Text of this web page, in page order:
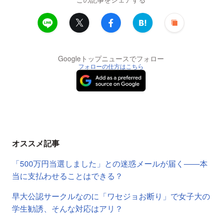
Googleトップニュースでフォロー
フォローの仕方はこちら
オススメ記事
「500万円当選しました」との迷惑メールが届く――本
当に支払わせることはできる？
早大公認サークルなのに「ワセジョお断り」で女子大の
学生勧誘、そんな対応はアリ？